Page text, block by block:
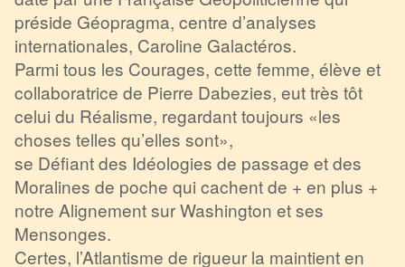
préside Géopragma, centre d’analyses
internationales, Caroline Galactéros.
Parmi tous les Courages, cette femme, élève et
collaboratrice de Pierre Dabezies, eut très tôt
celui du Réalisme, regardant toujours «les
choses telles qu’elles sont»,
se Défiant des Idéologies de passage et des
Moralines de poche qui cachent de + en plus +
notre Alignement sur Washington et ses
Mensonges.
Certes, l’Atlantisme de rigueur la maintient en